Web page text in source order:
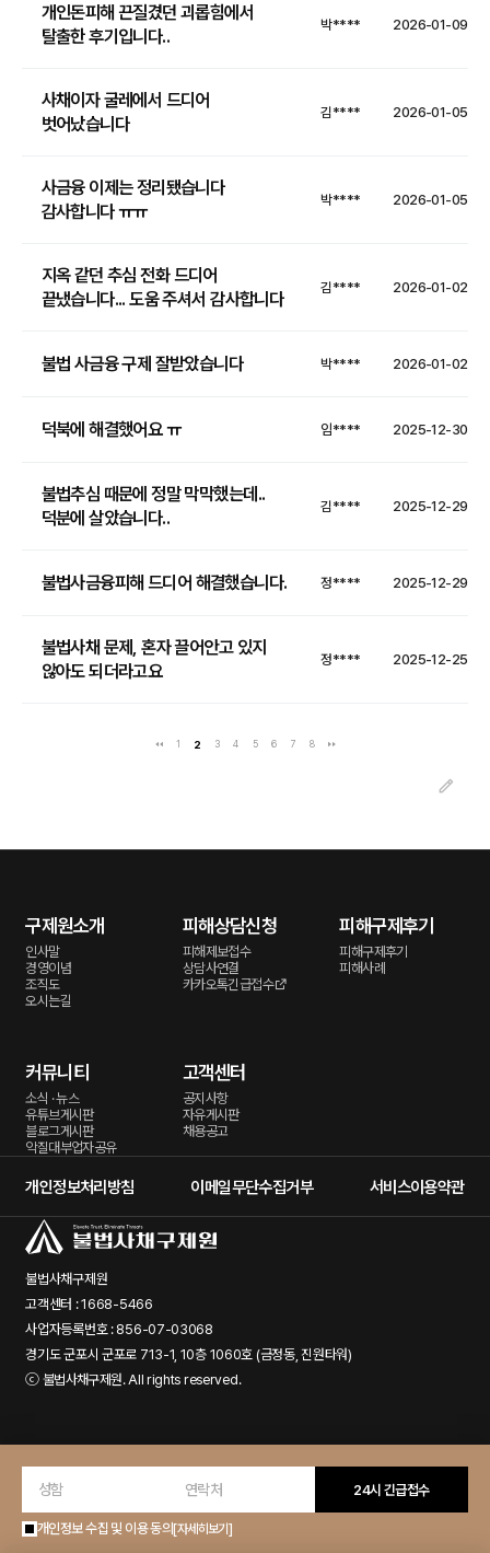
개인돈피해 끈질겼던 괴롭힘에서
탈출한 후기입니다..
박**** 2026-01-09
사채이자 굴레에서 드디어
벗어났습니다
김**** 2026-01-05
사금융 이제는 정리됐습니다
감사합니다 ㅠㅠ
박**** 2026-01-05
지옥 같던 추심 전화 드디어
끝냈습니다... 도움 주셔서 감사합니다
김**** 2026-01-02
불법 사금융 구제 잘받았습니다 박**** 2026-01-02
덕북에 해결했어요 ㅠ 임**** 2025-12-30
불법추심 때문에 정말 막막했는데..
덕분에 살았습니다..
김**** 2025-12-29
불법사금융피해 드디어 해결했습니다. 정**** 2025-12-29
불법사채 문제, 혼자 끌어안고 있지
않아도 되더라고요
정**** 2025-12-25
1 2 3 4 5 6 7 8
24시 긴급접수
개인정보 수집 및 이용 동의[자세히보기]
구제원소개
인사말
경영이념
조직도
오시는길
피해상담신청
피해제보접수
상담사연결
카카오톡긴급접수
피해구제후기
피해구제후기
피해사례
커뮤니티
소식 · 뉴스
유튜브게시판
블로그게시판
악질대부업자공유
고객센터
공지사항
자유게시판
채용공고
개인정보처리방침 이메일무단수집거부 서비스이용약관
불법사채구제원
고객센터 : 1668-5466
사업자등록번호 : 856-07-03068
경기도 군포시 군포로 713-1, 10층 1060호 (금정동, 진원타워)
ⓒ 불법사채구제원. All rights reserved.